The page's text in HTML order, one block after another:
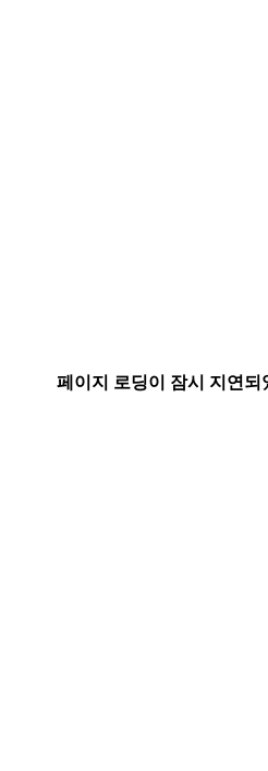
페이지 로딩이 잠시 지연